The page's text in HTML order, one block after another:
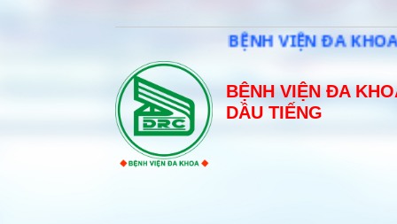
BỆNH VIỆN ĐA KHOA
BỆNH VIỆN ĐA
DẦU TIẾNG